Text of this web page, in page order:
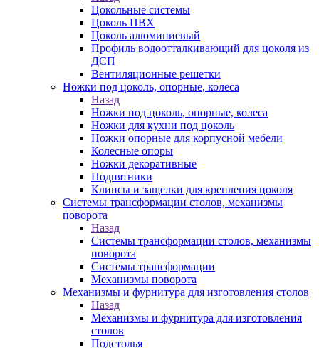
Цокольные системы
Цоколь ПВХ
Цоколь алюминиевый
Профиль водоотталкивающий для цоколя из
ДСП
Вентиляционные решетки
Ножки под цоколь, опорные, колеса
Назад
Ножки под цоколь, опорные, колеса
Ножки для кухни под цоколь
Ножки опорные для корпусной мебели
Колесные опоры
Ножки декоративные
Подпятники
Клипсы и защелки для крепления цоколя
Системы трансформации столов, механизмы
поворота
Назад
Системы трансформации столов, механизмы
поворота
Системы трансформации
Механизмы поворота
Механизмы и фурнитура для изготовления столов
Назад
Механизмы и фурнитура для изготовления
столов
Подстолья